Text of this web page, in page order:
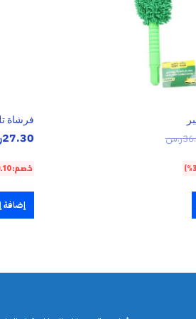
ر.س
فرشاة
27.30
خصم:
إضافة